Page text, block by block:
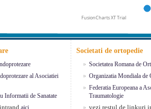
FusionCharts XT Trial
al Asociatiei
Informatii de Sanatate
aici
Societati de ortopedie
Societatea Romana de
Organizatia Mondiala de
Federatia Europeana a
Traumatologie
vezi restul de linkuri